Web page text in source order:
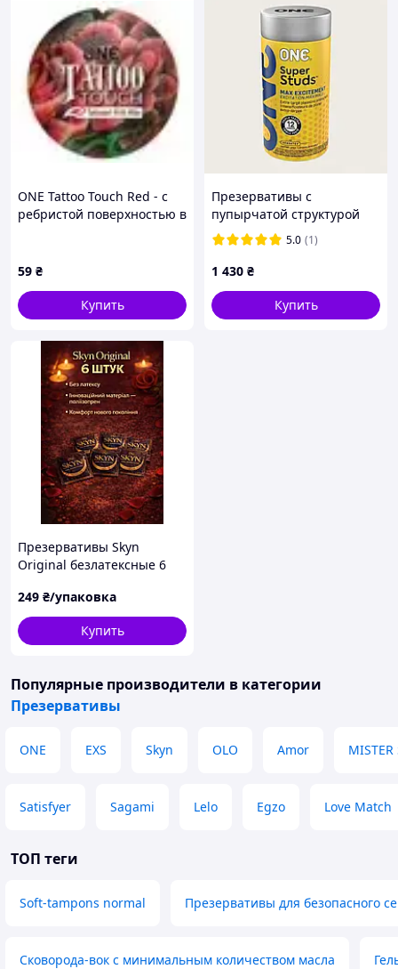
ONE Tattoo Touch Red - с
ребристой поверхностью в
59 ₴
Купить
Презервативы с
пупырчатой структурой
ONE Super Studs (12 шт)
5.0 (1)
1 430 ₴
Купить
Презервативы Skyn
Original безлатексные 6
полиизопреновые
презервативы с
естественными
249 ₴/упаковка
Купить
Популярные производители в категории
Презервативы
ONE EXS Skyn OLO Amor MISTER
Satisfyer Sagami Lelo Egzo Love Match
ТОП теги
Soft-tampons normal Презервативы для безопасного
Сковорода-вок с минимальным количеством масла